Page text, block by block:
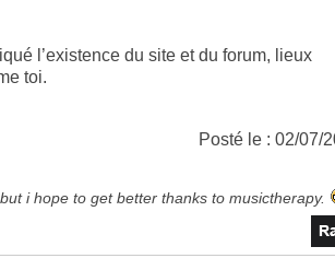
l’existence du site et du forum, lieux
toi.
Posté le : 02/07/
i hope to get better thanks to musictherapy.